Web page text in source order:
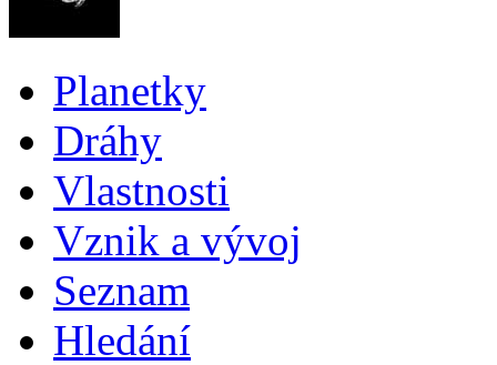
Planetky
Dráhy
Vlastnosti
Vznik a vývoj
Seznam
Hledání